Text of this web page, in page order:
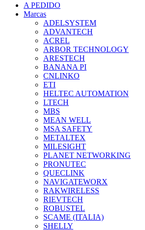
A PEDIDO
Marcas
ADELSYSTEM
ADVANTECH
ACREL
ARBOR TECHNOLOGY
ARESTECH
BANANA PI
CNLINKO
ETI
HELTEC AUTOMATION
LTECH
MBS
MEAN WELL
MSA SAFETY
METALTEX
MILESIGHT
PLANET NETWORKING
PRONUTEC
QUECLINK
NAVIGATEWORX
RAKWIRELESS
RIEVTECH
ROBUSTEL
SCAME (ITALIA)
SHELLY